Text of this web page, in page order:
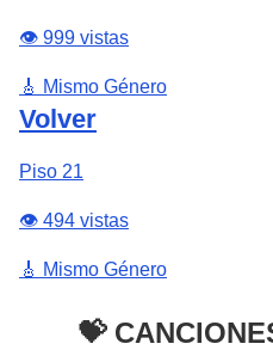
👁️ 999 vistas
🎸 Mismo Género
Volver
Piso 21
👁️ 494 vistas
🎸 Mismo Género
💝